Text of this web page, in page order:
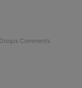
Disqus Comments